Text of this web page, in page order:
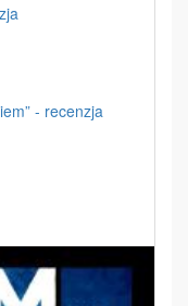
- recenzja